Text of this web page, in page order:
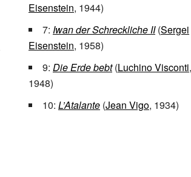
Eisenstein, 1944)
7: Iwan der Schreckliche II(Sergei
Eisenstein, 1958)
9: Die Erde bebt(Luchino Visconti,
1948)
10: L’Atalante (Jean Vigo, 1934)